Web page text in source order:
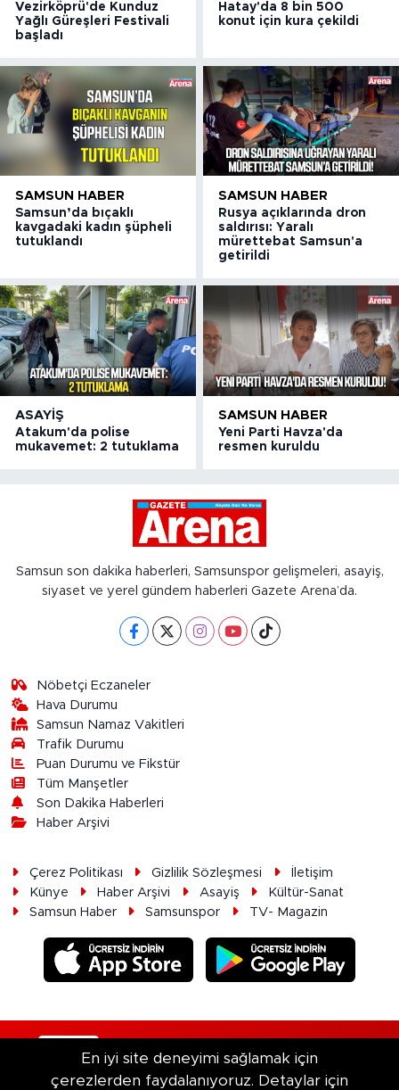
Vezirköprü'de Kunduz
Yağlı Güreşleri Festivali
başladı
Hatay'da 8 bin 500
konut için kura çekildi
SAMSUN HABER
Samsun’da bıçaklı
kavgadaki kadın şüpheli
tutuklandı
SAMSUN HABER
Rusya açıklarında dron
saldırısı: Yaralı
mürettebat Samsun'a
getirildi
ASAYIŞ
Atakum'da polise
mukavemet: 2 tutuklama
SAMSUN HABER
Yeni Parti Havza'da
resmen kuruldu
Samsun son dakika haberleri, Samsunspor gelişmeleri, asayiş,
siyaset ve yerel gündem haberleri Gazete Arena’da.
Nöbetçi Eczaneler
Hava Durumu
Samsun Namaz Vakitleri
Trafik Durumu
Puan Durumu ve Fikstür
Tüm Manşetler
Son Dakika Haberleri
Haber Arşivi
Çerez Politikası Gizlilik Sözleşmesi
İletişim
Künye
Haber Arşivi Asayiş
Kültür-Sanat
Samsun Haber
Samsunspor TV- Magazin
En iyi site deneyimi sağlamak için
çerezlerden faydalanıyoruz. Detaylar için